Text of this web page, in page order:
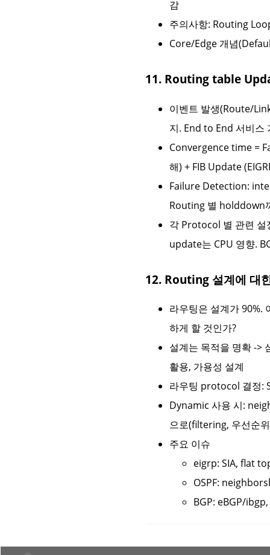
감
주의사항: Routing
Core/Edge 개념
11. Routing table
이벤트 발생(Route/
지. End to End 서비스
Convergence time =
해) + FIB Update
Failure Detection:
Routing 별 holddown
각 Protocol 별 관련
update는 CPU 영향.
12. Routing 설계에 대
라우팅은 설계가 90%.
하게 할 것인가?
설계는 목적을 명확 ->
활용, 가용성 설계
라우팅 protocol 결정:
Dynamic 사용 시:
으로(filtering, 우선순
주요 이슈
eigrp: SIA, flat
OSPF:
BGP: eBGP/